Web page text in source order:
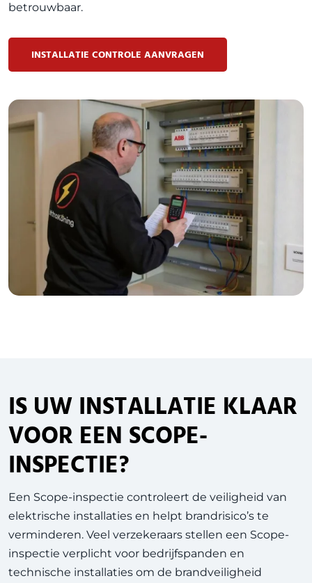
betrouwbaar.
INSTALLATIE CONTROLE AANVRAGEN
IS UW INSTALLATIE KLAAR
VOOR EEN SCOPE-
INSPECTIE?
Een Scope-inspectie controleert de veiligheid van
elektrische installaties en helpt brandrisico’s te
verminderen. Veel verzekeraars stellen een Scope-
inspectie verplicht voor bedrijfspanden en
technische installaties om de brandveiligheid